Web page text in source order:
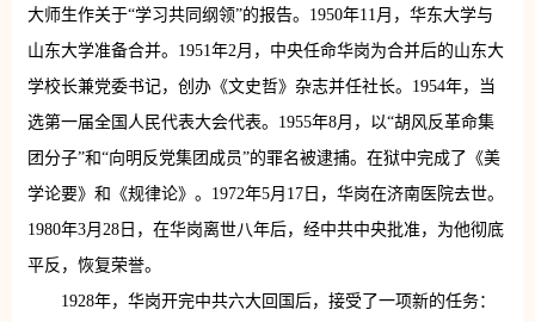
大师生作关于“学习共同纲领”的报告。1950年11月，华东大学与
山东大学准备合并。1951年2月，中央任命华岗为合并后的山东大
学校长兼党委书记，创办《文史哲》杂志并任社长。1954年，当
选第一届全国人民代表大会代表。1955年8月，以“胡风反革命集
团分子”和“向明反党集团成员”的罪名被逮捕。在狱中完成了《美
学论要》和《规律论》。1972年5月17日，华岗在济南医院去世。
1980年3月28日，在华岗离世八年后，经中共中央批准，为他彻底
平反，恢复荣誉。
1928年，华岗开完中共六大回国后，接受了一项新的任务：